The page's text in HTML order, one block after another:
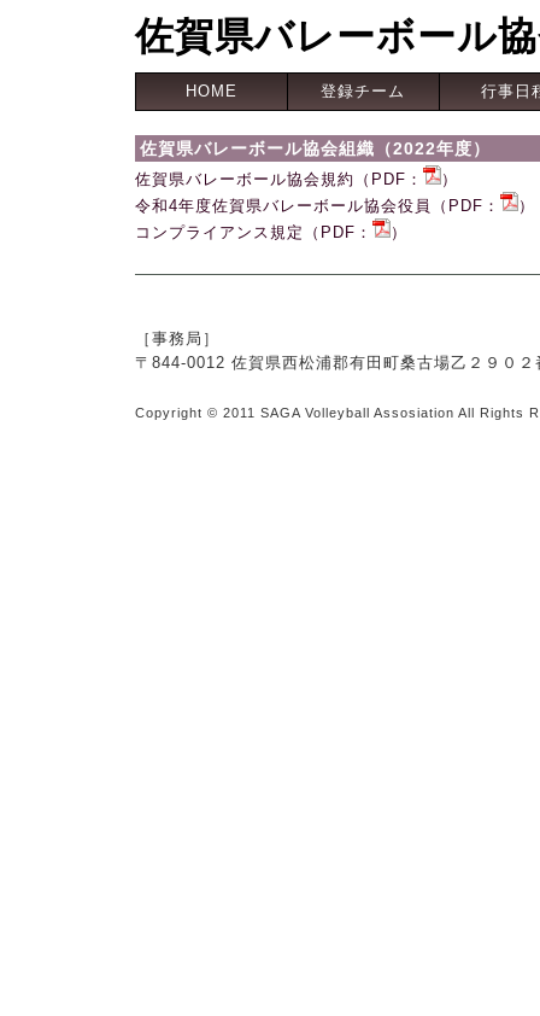
佐賀県バレーボール
HOME 登録チーム 行事日
佐賀県バレーボール協会組織（2022年度）
佐賀県バレーボール協会規約（PDF：
）
令和4年度佐賀県バレーボール協会役員（PDF：
）
コンプライアンス規定（PDF：
）
［事務局］
〒844-0012 佐賀県西松浦郡有田町桑古場乙２９
Copyright © 2011 SAGA Volleyball Assosiation All Rights